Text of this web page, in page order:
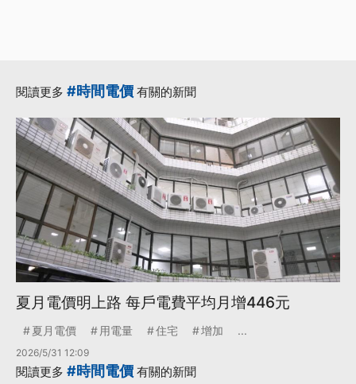
閱讀更多 #時間電價 有關的新聞
夏月電價明上路 每戶電費平均月增446元
夏月電價 用電量 住宅 增加 ...
2026/5/31 12:09
閱讀更多 #時間電價 有關的新聞